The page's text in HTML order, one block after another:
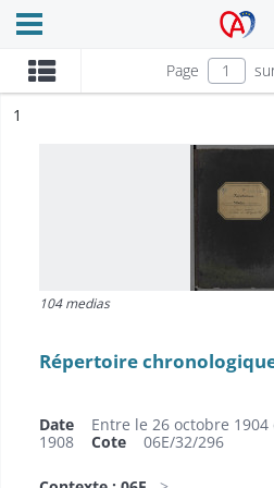
Archives
Ouvrir le menu déroulant
Page
n°
1
104 medias
Répertoire
Date
Entre le 26 octobre
1908
Cote 06E/32/296